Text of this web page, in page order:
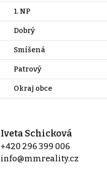
1. NP
Dobrý
Smíšená
Patrový
Okraj obce
Iveta Schicková
+420 296 399 006
info@mmreality.cz